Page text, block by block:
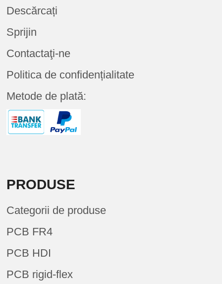
Descărcați
Sprijin
Contactaţi-ne
Politica de confidențialitate
Metode de plată:
PRODUSE
Categorii de produse
PCB FR4
PCB HDI
PCB rigid-flex